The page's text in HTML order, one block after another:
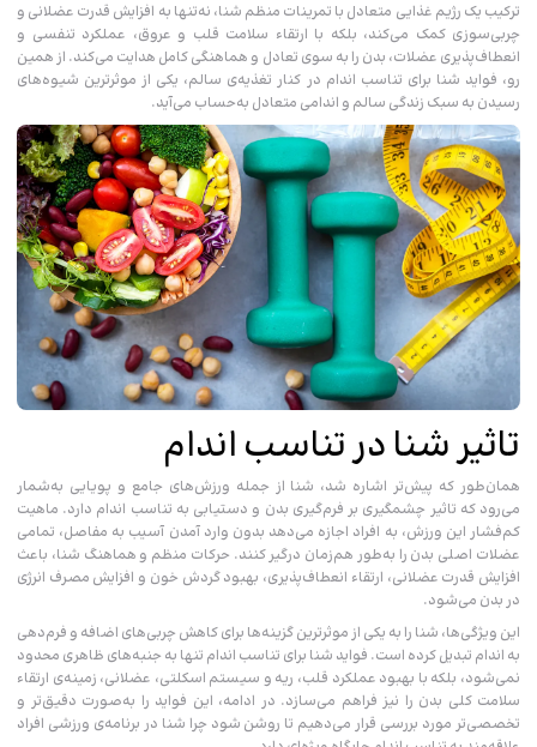
ترکیب یک رژیم غذایی متعادل با تمرینات منظم شنا، نه‌تنها به افزایش قدرت عضلانی و
چربی‌سوزی کمک می‌کند، بلکه با ارتقاء سلامت قلب و عروق، عملکرد تنفسی و
انعطاف‌پذیری عضلات، بدن را به سوی تعادل و هماهنگی کامل هدایت می‌کند. از همین
رو، فواید شنا برای تناسب‌ اندام در کنار تغذیه‌‌ی سالم، یکی از موثرترین شیوه‌های
رسیدن به سبک زندگی سالم و اندامی متعادل به‌حساب می‌آید.
تاثیر شنا در تناسب اندام
همان‌طور که پیش‌تر اشاره شد، شنا از جمله ورزش‌های جامع و پویایی به‌شمار
می‌رود که تاثیر چشمگیری بر فرم‌گیری بدن و دستیابی به تناسب‌ اندام دارد. ماهیت
کم‌فشار این ورزش، به افراد اجازه می‌دهد بدون وارد آمدن آسیب به مفاصل، تمامی
عضلات اصلی بدن را به‌طور هم‌زمان درگیر کنند. حرکات منظم و هماهنگ شنا، باعث
افزایش قدرت عضلانی، ارتقاء انعطاف‌پذیری، بهبود گردش خون و افزایش مصرف انرژی
در بدن می‌شود.
این ویژگی‌ها، شنا را به یکی از موثرترین گزینه‌ها برای کاهش چربی‌های اضافه و فرم‌دهی
به اندام تبدیل کرده است. فواید شنا برای تناسب اندام تنها به جنبه‌های ظاهری محدود
نمی‌شود، بلکه با بهبود عملکرد قلب، ریه و سیستم اسکلتی‌، عضلانی، زمینه‌ی ارتقاء
سلامت کلی بدن را نیز فراهم می‌سازد. در ادامه، این فواید را به‌صورت دقیق‌تر و
تخصصی‌تر مورد بررسی قرار می‌دهیم تا روشن شود چرا شنا در برنامه‌ی ورزشی افراد